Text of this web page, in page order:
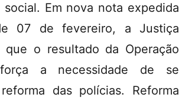
social. Em nova nota expedida
07 de fevereiro, a Justiça
que o resultado da Operação
a necessidade de se
das polícias. Reforma